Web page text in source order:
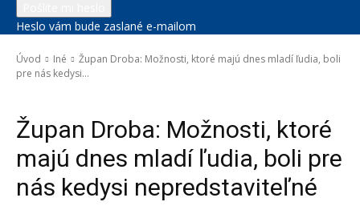
Heslo vám bude zaslané e-mailom
Úvod Iné
Župan Droba: Možnosti, ktoré majú dnes mladí ľudia, boli
pre nás kedysi...
Župan Droba: Možnosti, ktoré
majú dnes mladí ľudia, boli pre
nás kedysi nepredstaviteľné